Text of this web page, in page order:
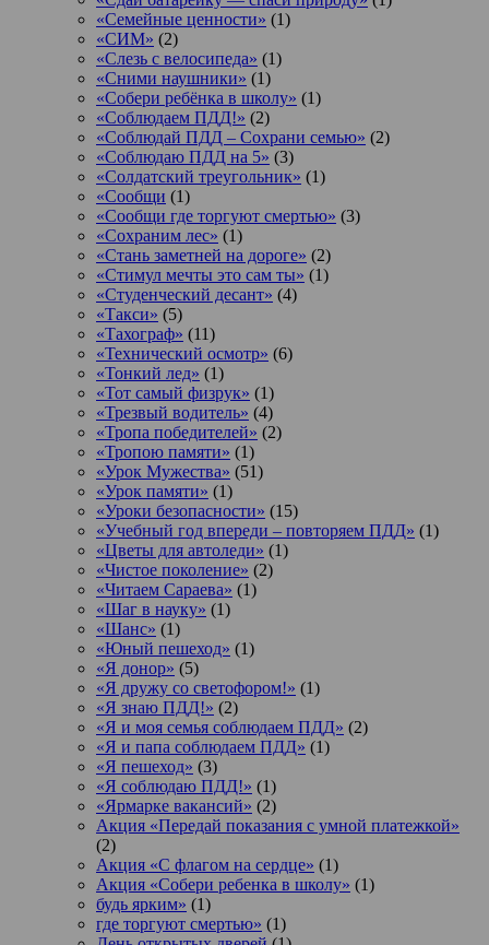
«Семейные ценности» (1)
«СИМ» (2)
«Слезь с велосипеда» (1)
«Сними наушники» (1)
«Собери ребёнка в школу» (1)
«Соблюдаем ПДД!» (2)
«Соблюдай ПДД – Сохрани семью» (2)
«Соблюдаю ПДД на 5» (3)
«Солдатский треугольник» (1)
«Сообщи (1)
«Сообщи где торгуют смертью» (3)
«Сохраним лес» (1)
«Стань заметней на дороге» (2)
«Стимул мечты это сам ты» (1)
«Студенческий десант» (4)
«Такси» (5)
«Тахограф» (11)
«Технический осмотр» (6)
«Тонкий лед» (1)
«Тот самый физрук» (1)
«Трезвый водитель» (4)
«Тропа победителей» (2)
«Тропою памяти» (1)
«Урок Мужества» (51)
«Урок памяти» (1)
«Уроки безопасности» (15)
«Учебный год впереди – повторяем ПДД» (1)
«Цветы для автоледи» (1)
«Чистое поколение» (2)
«Читаем Сараева» (1)
«Шаг в науку» (1)
«Шанс» (1)
«Юный пешеход» (1)
«Я донор» (5)
«Я дружу со светофором!» (1)
«Я знаю ПДД!» (2)
«Я и моя семья соблюдаем ПДД» (2)
«Я и папа соблюдаем ПДД» (1)
«Я пешеход» (3)
«Я соблюдаю ПДД!» (1)
«Ярмарке вакансий» (2)
Акция «Передай показания с умной платежкой»
(2)
Акция «С флагом на сердце» (1)
Акция «Собери ребенка в школу» (1)
будь ярким» (1)
где торгуют смертью» (1)